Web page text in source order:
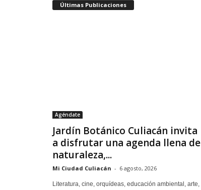
Últimas Publicaciones
Agéndate
Jardín Botánico Culiacán invita
a disfrutar una agenda llena de
naturaleza,...
Mi Ciudad Culiacán - 6 agosto, 2026
Literatura, cine, orquídeas, educación ambiental, arte,